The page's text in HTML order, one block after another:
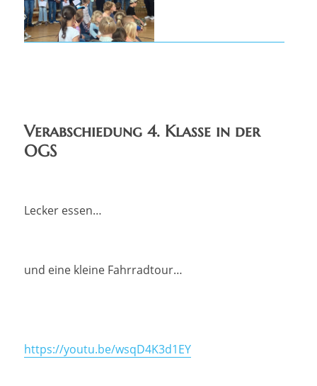
Verabschiedung 4. Klasse in der
OGS
Lecker essen…
und eine kleine Fahrradtour…
https://youtu.be/wsqD4K3d1EY